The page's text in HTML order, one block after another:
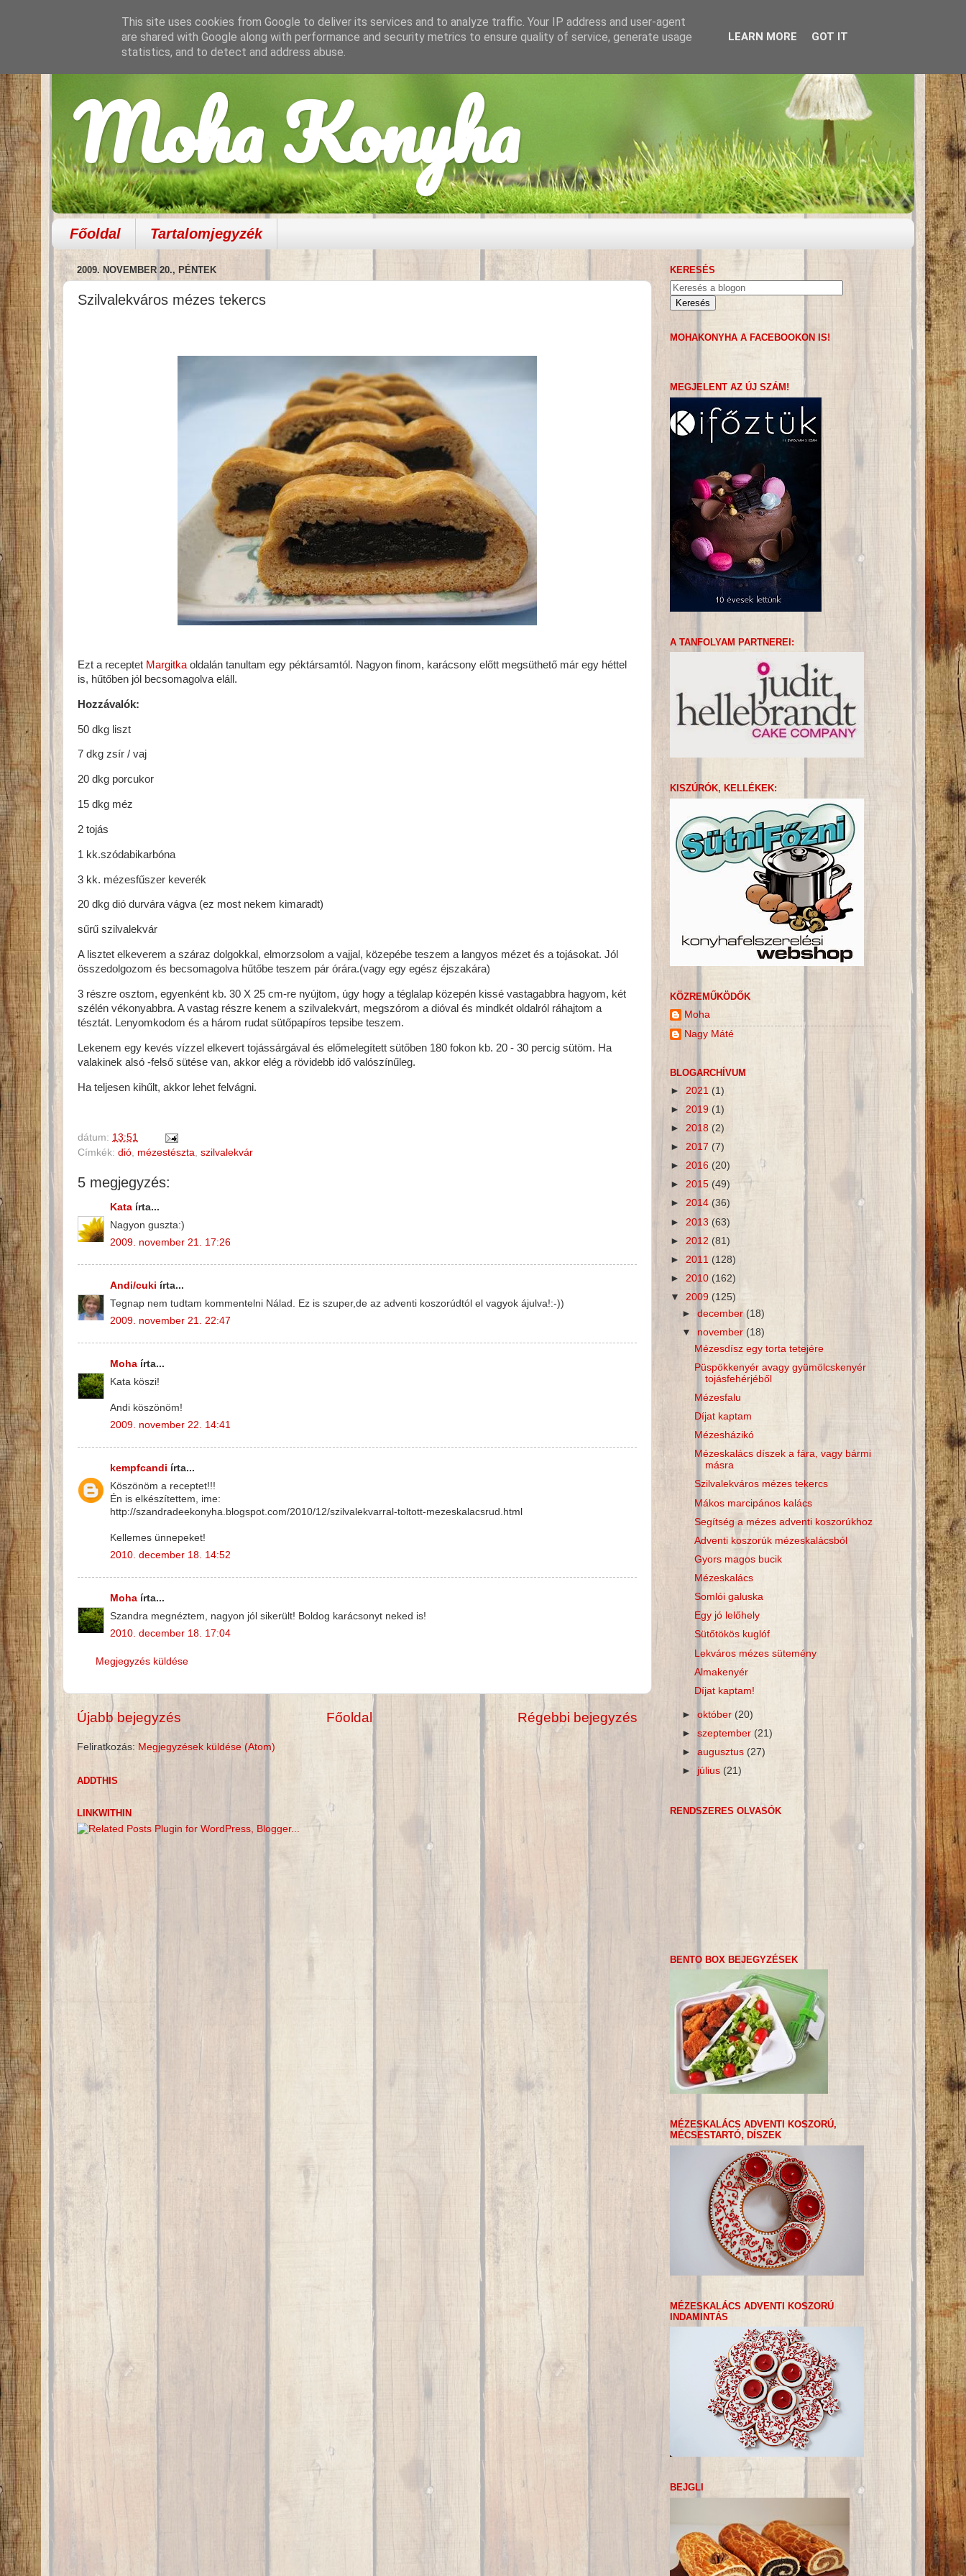
Moha Konyha
Főoldal Tartalomjegyzék
2009. NOVEMBER 20., PÉNTEK
Szilvalekváros mézes tekercs
Ezt a receptet Margitka oldalán tanultam egy péktársamtól. Nagyon finom, karácsony előtt megsüthető már egy héttel
is, hűtőben jól becsomagolva eláll.
Hozzávalók:
50 dkg liszt
7 dkg zsír / vaj
20 dkg porcukor
15 dkg méz
2 tojás
1 kk.szódabikarbóna
3 kk. mézesfűszer keverék
20 dkg dió durvára vágva (ez most nekem kimaradt)
sűrű szilvalekvár
A lisztet elkeverem a száraz dolgokkal, elmorzsolom a vajjal, közepébe teszem a langyos mézet és a tojásokat. Jól
összedolgozom és becsomagolva hűtőbe teszem pár órára.(vagy egy egész éjszakára)
3 részre osztom, egyenként kb. 30 X 25 cm-re nyújtom, úgy hogy a téglalap közepén kissé vastagabbra hagyom, két
szélén vékonyabbra. A vastag részre kenem a szilvalekvárt, megszórom a dióval és mindkét oldalról ráhajtom a
tésztát. Lenyomkodom és a három rudat sütőpapíros tepsibe teszem.
Lekenem egy kevés vízzel elkevert tojássárgával és előmelegített sütőben 180 fokon kb. 20 - 30 percig sütöm. Ha
valakinek alsó -felső sütése van, akkor elég a rövidebb idő valószínűleg.
Ha teljesen kihűlt, akkor lehet felvágni.
dátum: 13:51
Címkék: dió, mézestészta, szilvalekvár
5 megjegyzés:
Kata írta...
Nagyon guszta:)
2009. november 21. 17:26
Andi/cuki írta...
Tegnap nem tudtam kommentelni Nálad. Ez is szuper,de az adventi koszorúdtól el vagyok ájulva!:-))
2009. november 21. 22:47
Moha írta...
Kata köszi!
Andi köszönöm!
2009. november 22. 14:41
kempfcandi írta...
Köszönöm a receptet!!!
Én is elkészítettem, ime:
http://szandradeekonyha.blogspot.com/2010/12/szilvalekvarral-toltott-mezeskalacsrud.html
Kellemes ünnepeket!
2010. december 18. 14:52
Moha írta...
Szandra megnéztem, nagyon jól sikerült! Boldog karácsonyt neked is!
2010. december 18. 17:04
Megjegyzés küldése
Újabb bejegyzés Régebbi bejegyzés
Főoldal
Feliratkozás: Megjegyzések küldése (Atom)
ADDTHIS
LINKWITHIN
KERESÉS
MOHAKONYHA A FACEBOOKON IS!
MEGJELENT AZ ÚJ SZÁM!
A TANFOLYAM PARTNEREI:
KISZÚRÓK, KELLÉKEK:
KÖZREMŰKÖDŐK
Moha
Nagy Máté
BLOGARCHÍVUM
► 2021 (1)
► 2019 (1)
► 2018 (2)
► 2017 (7)
► 2016 (20)
► 2015 (49)
► 2014 (36)
► 2013 (63)
► 2012 (81)
► 2011 (128)
► 2010 (162)
▼ 2009 (125)
►december (18)
▼ november(18)
Mézesdísz egy torta tetejére
Püspökkenyér avagy gyümölcskenyér
tojásfehérjéből
Mézesfalu
Díjat kaptam
Mézesházikó
Mézeskalács díszek a fára, vagy bármi
másra
Szilvalekváros mézes tekercs
Mákos marcipános kalács
Segítség a mézes adventi koszorúkhoz
Adventi koszorúk mézeskalácsból
Gyors magos bucik
Mézeskalács
Somlói galuska
Egy jó lelőhely
Sütőtökös kuglóf
Lekváros mézes sütemény
Almakenyér
Díjat kaptam!
►október (20)
►szeptember(21)
►augusztus (27)
► július (21)
RENDSZERES OLVASÓK
BENTO BOX BEJEGYZÉSEK
MÉZESKALÁCS ADVENTI KOSZORÚ,
MÉCSESTARTÓ, DÍSZEK
MÉZESKALÁCS ADVENTI KOSZORÚ
INDAMINTÁS
BEJGLI
This site uses cookies from Google to deliver its services and to analyze traffic. Your IP address and user-agent
are shared with Google along with performance and security metrics to ensure quality of service, generate usage
statistics, and to detect and address abuse.
LEARN MORE GOT IT